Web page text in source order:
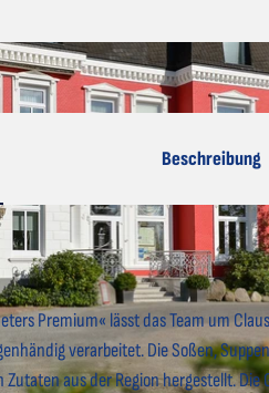
Beschreibung
Premium« lässt das Team um
verarbeitet. Die Soßen,
aus der Region hergestellt.